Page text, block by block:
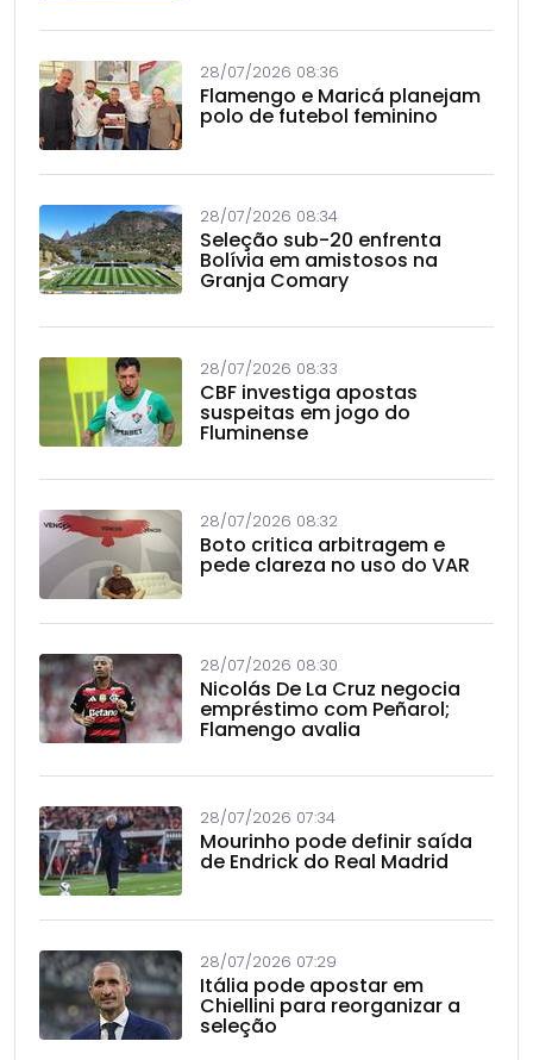
28/07/2026 08:36
Flamengo e Maricá planejam
polo de futebol feminino
28/07/2026 08:34
Seleção sub-20 enfrenta
Bolívia em amistosos na
Granja Comary
28/07/2026 08:33
CBF investiga apostas
suspeitas em jogo do
Fluminense
28/07/2026 08:32
Boto critica arbitragem e
pede clareza no uso do VAR
28/07/2026 08:30
Nicolás De La Cruz negocia
empréstimo com Peñarol;
Flamengo avalia
28/07/2026 07:34
Mourinho pode definir saída
de Endrick do Real Madrid
28/07/2026 07:29
Itália pode apostar em
Chiellini para reorganizar a
seleção